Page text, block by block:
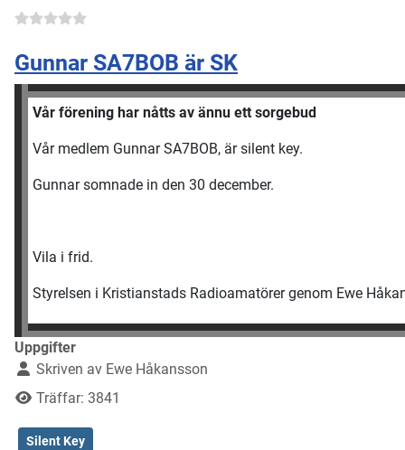
Gunnar SA7BOB är SK
Vår förening har nåtts av ännu ett sorgebud
Vår medlem Gunnar SA7BOB, är silent key.
Gunnar somnade in den 30 december.
Vila i frid.
Styrelsen i Kristianstads Radioamatörer
Uppgifter
Skriven av Ewe Håkansson
Träffar: 3841
Silent Key